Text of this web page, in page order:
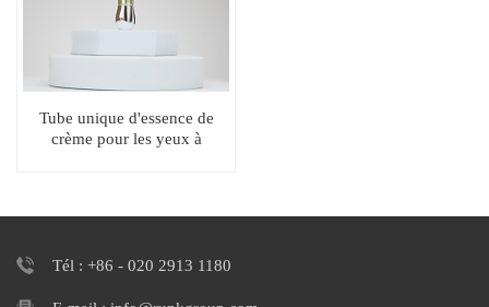
Tube unique d'essence de
crème pour les yeux à
Tél : +86 - 020 2913 1180